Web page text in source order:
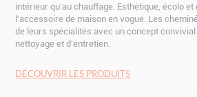
intérieur qu’au chauffage. Esthétique, écolo
l'accessoire de maison en vogue. Les
de leurs spécialités avec un concept
nettoyage et d'entretien.
DÉCOUVRIR LES PRODUITS